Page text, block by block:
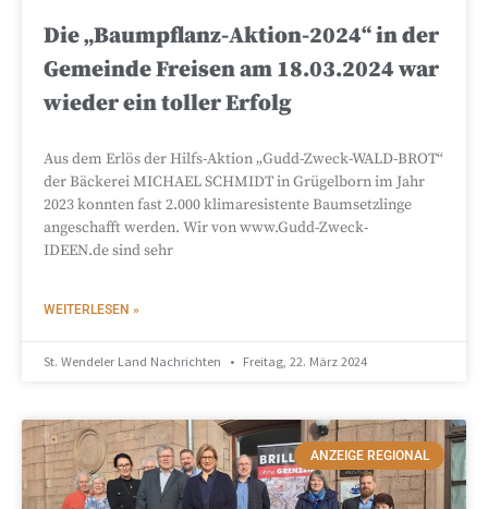
Die „Baumpflanz-Aktion-2024“ in der
Gemeinde Freisen am 18.03.2024 war
wieder ein toller Erfolg
Aus dem Erlös der Hilfs-Aktion „Gudd-Zweck-WALD-BROT“
der Bäckerei MICHAEL SCHMIDT in Grügelborn im Jahr
2023 konnten fast 2.000 klimaresistente Baumsetzlinge
angeschafft werden. Wir von www.Gudd-Zweck-
IDEEN.de sind sehr
WEITERLESEN »
St. Wendeler Land Nachrichten Freitag, 22. März 2024
ANZEIGE REGIONAL